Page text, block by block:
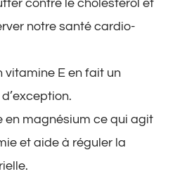
contre le cholestérol et
notre santé cardio-
vitamine E en fait un
en magnésium ce qui agit
et aide à réguler la